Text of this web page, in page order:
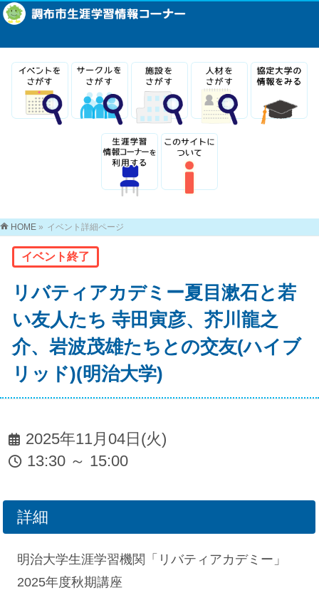
HOME » イベント詳細ページ
イベント終了
リバティアカデミー夏目漱石と若
い友人たち 寺田寅彦、芥川龍之
介、岩波茂雄たちとの交友(ハイブ
リッド)(明治大学)
2025年11月04日(火)
13:30 ～ 15:00
詳細
明治大学生涯学習機関「リバティアカデミー」
2025年度秋期講座